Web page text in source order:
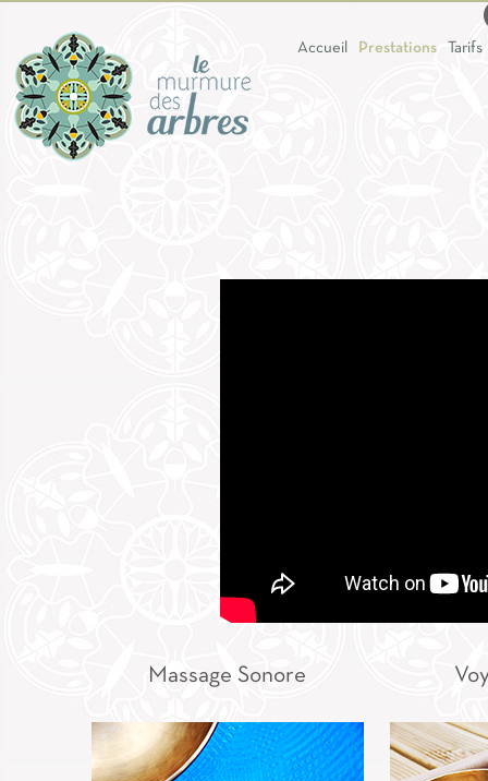
Accueil Prestations Tarifs
Massage Sonore